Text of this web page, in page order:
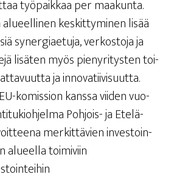
työ­paik­kaa per maakunta.
kes­kit­ty­mi­nen lisää
syner­giae­tu­ja, ver­kos­to­ja ja
lisä­ten myös pie­ny­ri­tys­ten toi­
ja innovatiivisuutta.
komis­sion kans­sa vii­den vuo­
Poh­jois- ja Ete­lä-
mer­kit­tä­vien inves­toin­
alu­eel­la toi­mi­viin